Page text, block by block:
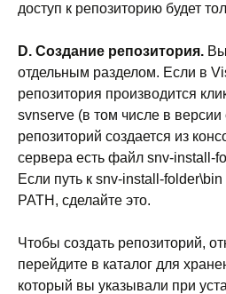
доступ к репозиторию будет
D. Создание репозитория.
отдельным разделом. Если в
репозитория производится
svnserve (в том числе в
репозиторий создается из
сервера есть файл snv-install-
Если путь к snv-install-
PATH, сделайте это.
Чтобы создать репозиторий,
перейдите в каталог для
который вы указывали при